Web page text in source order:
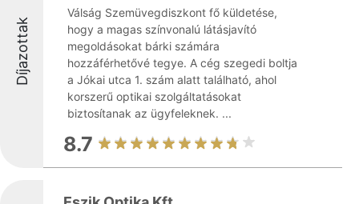
Díjazottak
Válság Szemüvegdiszkont fő küldetése,
hogy a magas színvonalú látásjavító
megoldásokat bárki számára
hozzáférhetővé tegye. A cég szegedi boltja
a Jókai utca 1. szám alatt található, ahol
korszerű optikai szolgáltatásokat
biztosítanak az ügyfeleknek. ...
8.7